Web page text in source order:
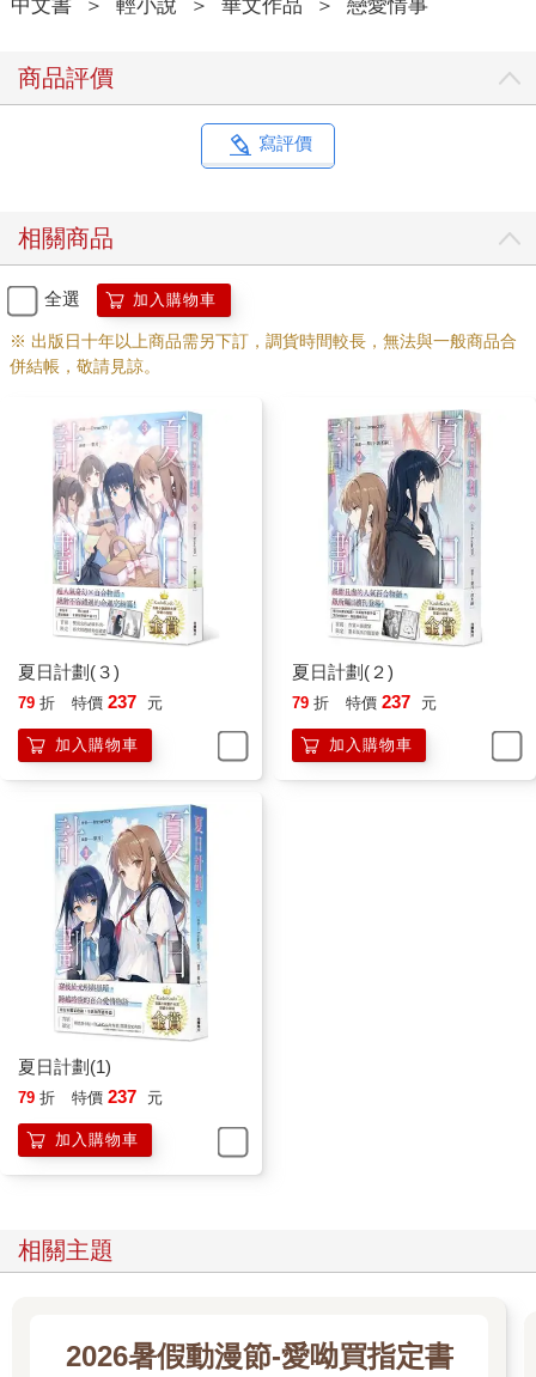
中文書 ＞ 輕小說 ＞ 華文作品 ＞ 戀愛情事
商品評價
寫評價
相關商品
全選 加入購物車
※ 出版日十年以上商品需另下訂，調貨時間較長，無法與一般商品合
併結帳，敬請見諒。
夏日計劃(３)
79 折 特價 237 元
加入購物車
夏日計劃(２)
79 折 特價 237 元
加入購物車
夏日計劃(1)
79 折 特價 237 元
加入購物車
相關主題
2026暑假動漫節-愛呦買指定書